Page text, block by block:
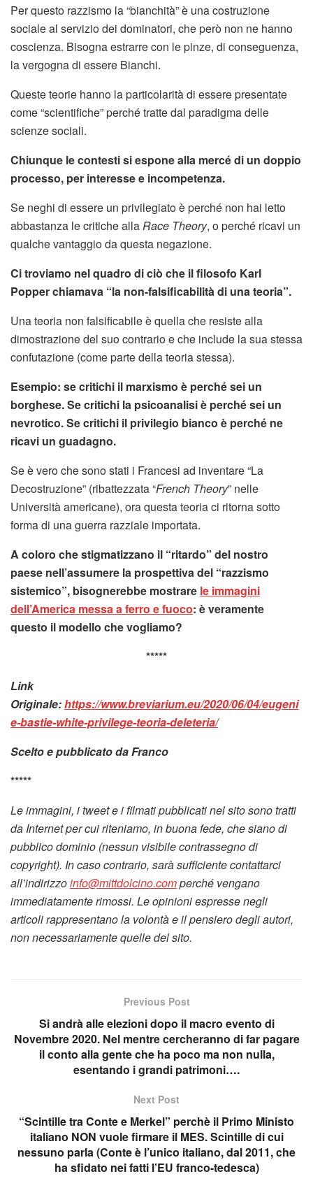
Per questo razzismo la “bianchità” è una costruzione
sociale al servizio dei dominatori, che però non ne hanno
coscienza. Bisogna estrarre con le pinze, di conseguenza,
la vergogna di essere Bianchi.
Queste teorie hanno la particolarità di essere presentate
come “scientifiche” perché tratte dal paradigma delle
scienze sociali.
Chiunque le contesti si espone alla mercé di un doppio
processo, per interesse e incompetenza.
Se neghi di essere un privilegiato è perché non hai letto
abbastanza le critiche allaRace Theory, o perché ricavi un
qualche vantaggio da questa negazione.
Ci troviamo nel quadro di ciò che il filosofo Karl
Popper chiamava “la non-falsificabilità di una teoria”.
Una teoria non falsificabile è quella che resiste alla
dimostrazione del suo contrario e che include la sua stessa
confutazione (come parte della teoria stessa).
Esempio: se critichi il marxismo è perché sei un
borghese. Se critichi la psicoanalisi è perché sei un
nevrotico. Se critichi il privilegio bianco è perché ne
ricavi un guadagno.
Se è vero che sono stati i Francesi ad inventare “La
Decostruzione” (ribattezzata “French Theory” nelle
Università americane), ora questa teoria ci ritorna sotto
forma di una guerra razziale importata.
A coloro che stigmatizzano il “ritardo” del nostro
paese nell’assumere la prospettiva del “razzismo
sistemico”, bisognerebbe mostrare le immagini
dell’America messa a ferro e fuoco: è veramente
questo il modello che vogliamo?
*****
Link
Originale:https://www.breviarium.eu/2020/06/04/eugeni
e-bastie-white-privilege-teoria-deleteria/
Scelto e pubblicato da Franco
*****
Le immagini, i tweet e i filmati pubblicati nel sito sono tratti
da Internet per cui riteniamo, in buona fede, che siano di
pubblico dominio (nessun visibile contrassegno di
copyright). In caso contrario, sarà sufficiente contattarci
all’indirizzoinfo@mittdolcino.comperché vengano
immediatamente rimossi. Le opinioni espresse negli
articoli rappresentano la volontà e il pensiero degli autori,
non necessariamente quelle del sito.
Previous Post
Si andrà alle elezioni dopo il macro evento di
Novembre 2020. Nel mentre cercheranno di far pagare
il conto alla gente che ha poco ma non nulla,
esentando i grandi patrimoni….
Next Post
“Scintille tra Conte e Merkel” perchè il Primo Ministo
italiano NON vuole firmare il MES. Scintille di cui
nessuno parla (Conte è l’unico italiano, dal 2011, che
ha sfidato nei fatti l’EU franco-tedesca)